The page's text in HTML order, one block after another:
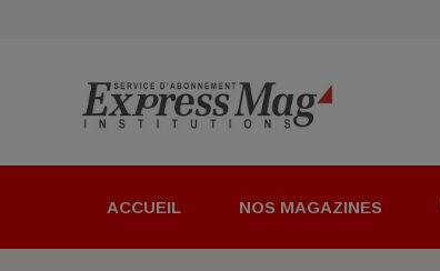
ACCUEIL NOS MAGAZINES